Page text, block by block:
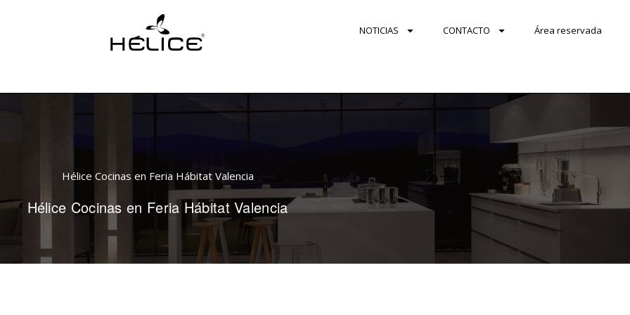
NOTICIAS CONTACTO Área reservada
Hélice Cocinas en Feria Hábitat Valencia
Hélice Cocinas en Feria Hábitat Valencia